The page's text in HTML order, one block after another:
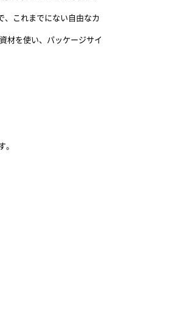
、これまでにない自由なカ
材を使い、パッケージサイ
。